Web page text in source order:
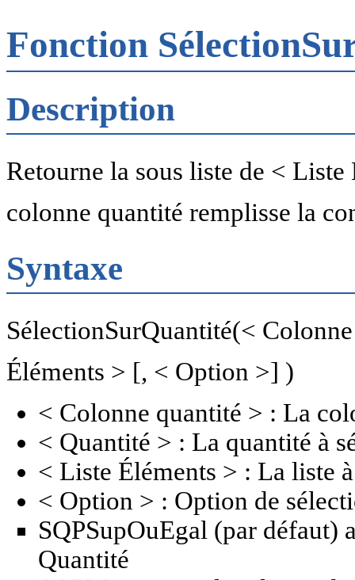
Fonction
Description
Retourne la sous liste de <
colonne quantité remplisse la
Syntaxe
SélectionSurQuantité(<
Éléments > [, < Option >] )
< Colonne quantité > : La
< Quantité > : La quantité à
< Liste Éléments > : La liste
< Option > : Option de
SQPSupOuEgal (par défaut)
Quantité